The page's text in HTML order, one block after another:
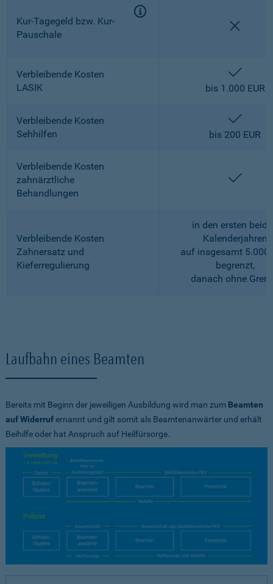
Kur-Tagegeld bzw. Kur-
Pauschale
Verbleibende Kosten
LASIK
bis 1.000 EUR
Verbleibende Kosten
Sehhilfen
bis 200 EUR
Verbleibende Kosten
zahnärztliche
Behandlungen
Verbleibende Kosten
Zahnersatz und
Kieferregulierung
in den ersten
Kalenderjahren
auf insgesamt 5.000
begrenzt,
danach ohne
Laufbahn eines Beamten
Bereits mit Beginn der jeweiligen Ausbildung wird man zum Beamten
auf Widerrufernannt und gilt somit als Beamtenanwärter und erhält
Beihilfe oder hat Anspruch auf Heilfürsorge.